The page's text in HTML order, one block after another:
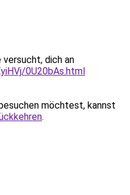
dich an
0U20bAs.html
möchtest, kannst
.